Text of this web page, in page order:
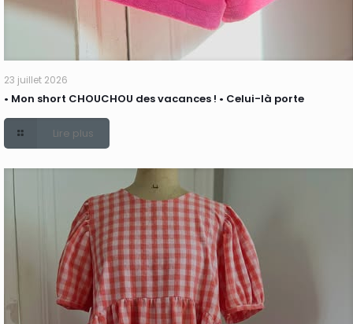
23 juillet 2026
• Mon short CHOUCHOU des vacances ! • Celui-là porte
Lire plus